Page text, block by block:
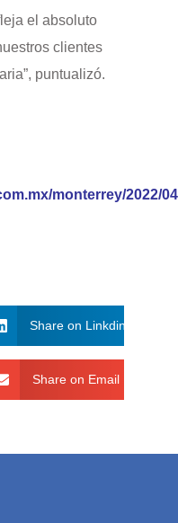
el absoluto
clientes
puntualizó.
monterrey/2022/
Share on Linkdin
Share on Email